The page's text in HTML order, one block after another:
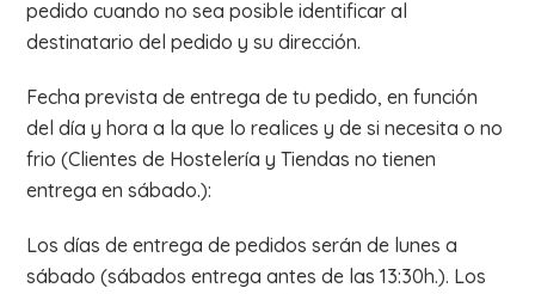
pedido cuando no sea posible identificar al
destinatario del pedido y su dirección.
Fecha prevista de entrega de tu pedido, en función
del día y hora a la que lo realices y de si necesita o no
frio (Clientes de Hostelería y Tiendas no tienen
entrega en sábado.):
Los días de entrega de pedidos serán de lunes a
sábado (sábados entrega antes de las 13:30h.). Los